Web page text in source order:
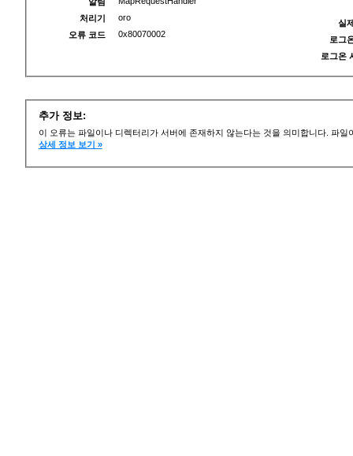
처리기
oro
오류 코드
0x80070002
실
로그
로그온
추가 정보:
이 오류는 파일이나 디렉터리가 서버에 존재하지 않는다는 것을 의미합니다. 파
상세 정보 보기 »